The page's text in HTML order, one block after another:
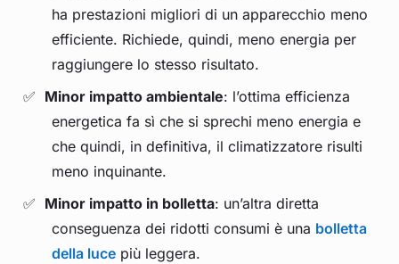
ha prestazioni migliori di un apparecchio meno
efficiente. Richiede, quindi, meno energia per
raggiungere lo stesso risultato.
Minor impatto ambientale: l’ottima efficienza
energetica fa sì che si sprechi meno energia e
che quindi, in definitiva, il climatizzatore risulti
meno inquinante.
Minor impatto in bolletta: un’altra diretta
conseguenza dei ridotti consumi è una bolletta
della luce più leggera.